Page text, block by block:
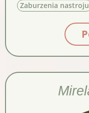
Zaburzenia nastroju